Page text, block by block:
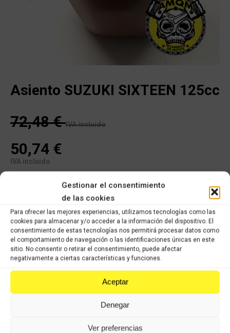
Gestionar el consentimiento
de las cookies
Para ofrecer las mejores experiencias, utilizamos tecnologías como las
cookies para almacenar y/o acceder a la información del dispositivo. El
consentimiento de estas tecnologías nos permitirá procesar datos como
el comportamiento de navegación o las identificaciones únicas en este
sitio. No consentir o retirar el consentimiento, puede afectar
negativamente a ciertas características y funciones.
Aceptar
Denegar
Ver preferencias
Asiento SUZUKI SIXTEEN 125cc
72,48€ IVA incluido
50,74 €
IVA incluido
Sin existencias
Este es un recambio usado procedente de un vehículo
descontaminado, despiezado y almacenado en nuestro almacén
listo para distribuir a nuestros clientes en la mayor brevedad
posible. Todos los recambios han pasado nuestro control de
calidad, han sido verificados y seleccionados 1 a 1 por nuestros
operarios para servir un producto con garantía.
Categorías:Recambios ocasión Suzuki,SUZUKI SIXTEEN 125cc
Share
Share